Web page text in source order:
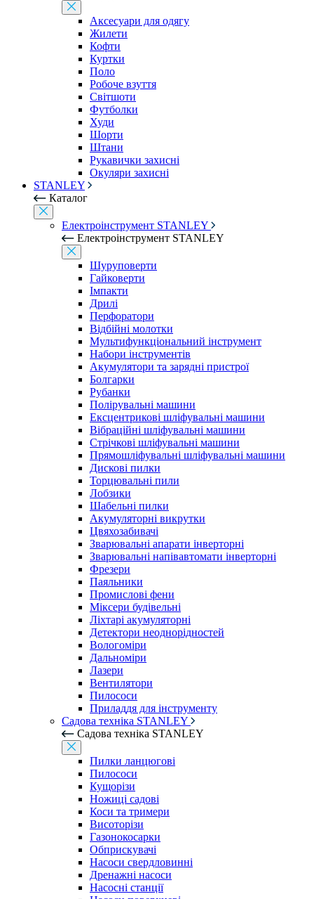
Аксесуари для одягу
Жилети
Кофти
Куртки
Поло
Робоче взуття
Світшоти
Футболки
Худи
Шорти
Штани
Рукавички захисні
Окуляри захисні
STANLEY
Каталог
Електроінструмент STANLEY
Електроінструмент STANLEY
Шуруповерти
Гайковерти
Імпакти
Дрилі
Перфоратори
Відбійні молотки
Мультифункціональний інструмент
Набори інструментів
Акумулятори та зарядні пристрої
Болгарки
Рубанки
Полірувальні машини
Ексцентрикові шліфувальні машини
Вібраційні шліфувальні машини
Стрічкові шліфувальні машини
Прямошліфувальні шліфувальні машини
Дискові пилки
Торцювальні пили
Лобзики
Шабельні пилки
Акумуляторні викрутки
Цвяхозабивачі
Зварювальні апарати інверторні
Зварювальні напівавтомати інверторні
Фрезери
Паяльники
Промислові фени
Міксери будівельні
Ліхтарі акумуляторні
Детектори неоднорідностей
Вологоміри
Дальноміри
Лазери
Вентилятори
Пилососи
Приладдя для інструменту
Садова техніка STANLEY
Садова техніка STANLEY
Пилки ланцюгові
Пилососи
Кущорізи
Ножиці садові
Коси та тримери
Висоторізи
Газонокосарки
Обприскувачі
Насоси свердловинні
Дренажні насоси
Насосні станції